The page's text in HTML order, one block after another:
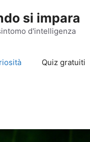
si impara
d'intelligenza
Quiz gratuiti